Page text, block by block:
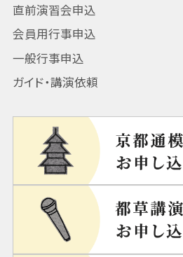
直前演習会申込
会員用行事申込
一般行事申込
ガイド・講演依頼